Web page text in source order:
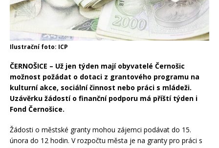
Ilustrační foto: ICP
ČERNOŠICE – Už jen týden mají obyvatelé Černošic
možnost požádat o dotaci z grantového programu na
kulturní akce, sociální činnost nebo práci s mládeži.
Uzávěrku žádostí o finanční podporu má příští týden i
Fond Černošice.
Žádosti o městské granty mohou zájemci podávat do 15.
února do 12 hodin. V rozpočtu města je na granty pro práci s